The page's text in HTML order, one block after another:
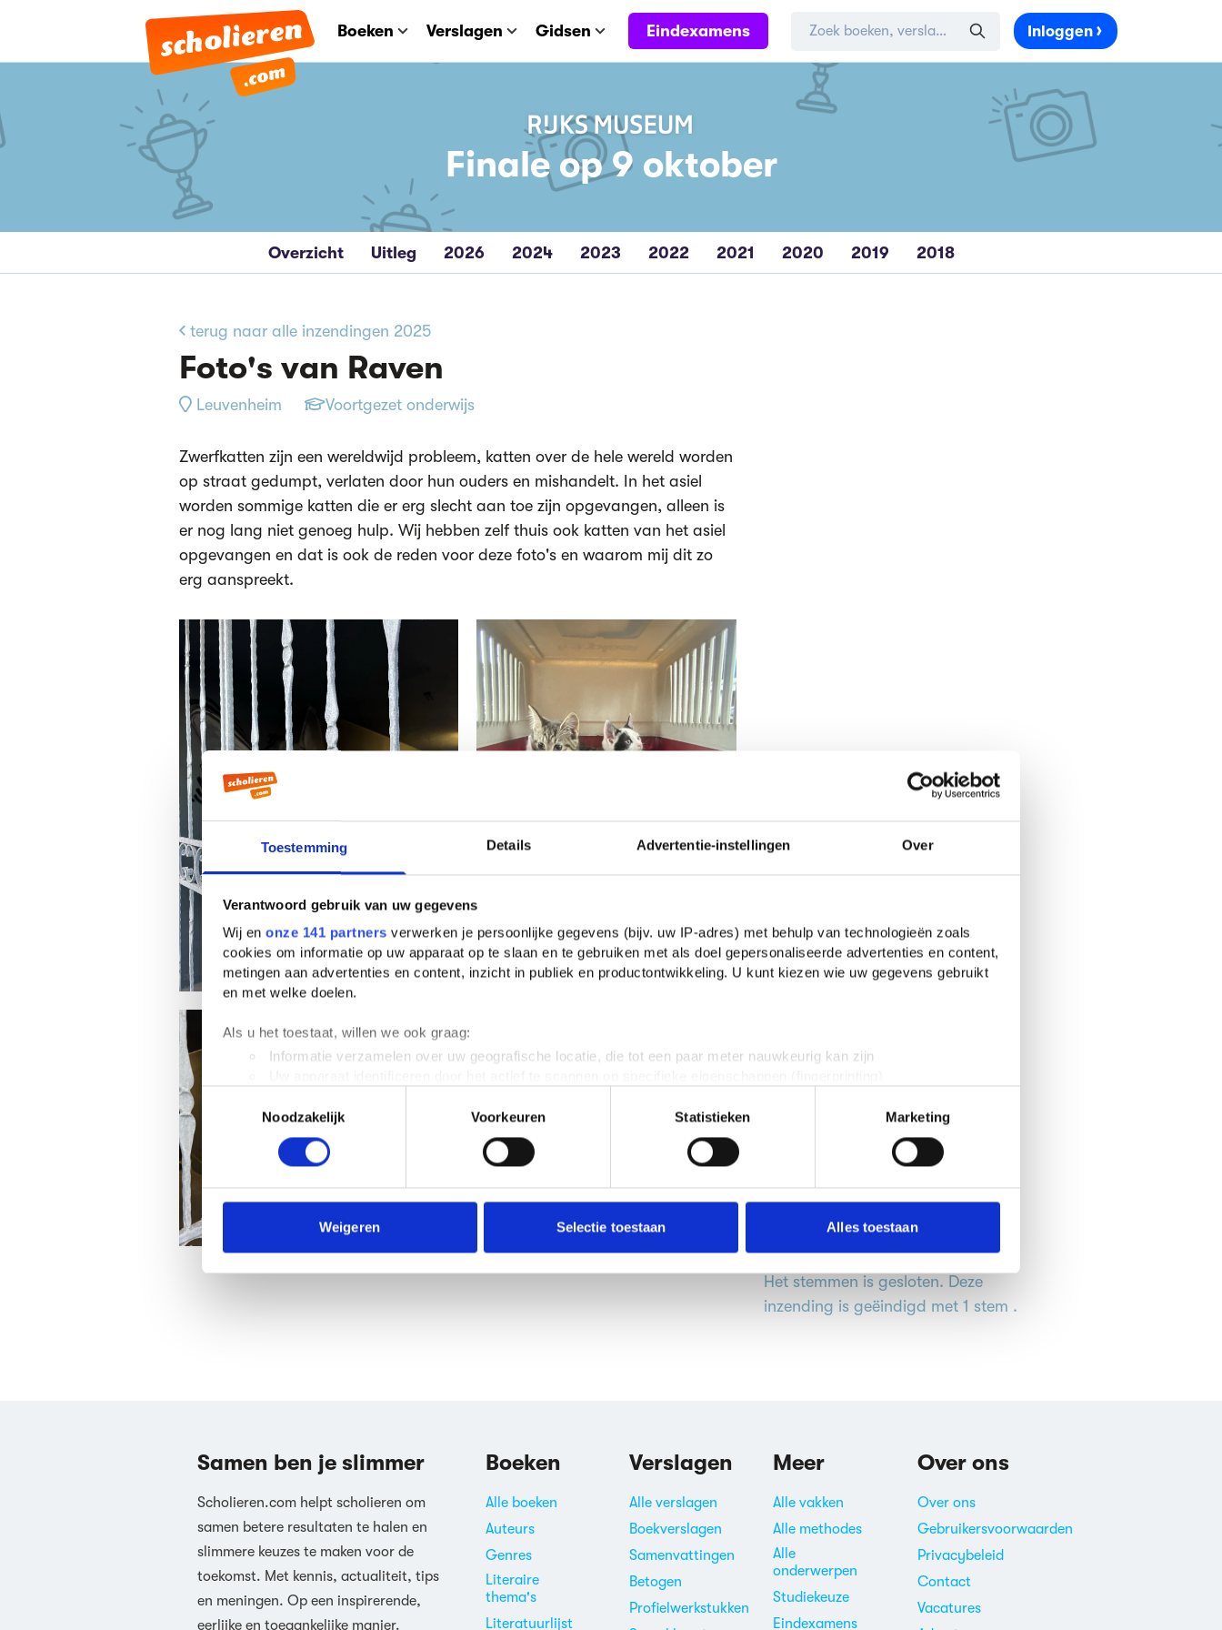
Toestemming Details Advertentie-instellingen Over
Verantwoord gebruik van uw gegevens
Wij en onze 141 partners verwerken je persoonlijke gegevens (bijv. uw IP-adres) met behulp van technologieën zoals
cookies om informatie op uw apparaat op te slaan en te gebruiken met als doel gepersonaliseerde advertenties en content,
metingen aan advertenties en content, inzicht in publiek en productontwikkeling. U kunt kiezen wie uw gegevens gebruikt
en met welke doelen.
Als u het toestaat, willen we ook graag:
Informatie verzamelen over uw geografische locatie, die tot een paar meter nauwkeurig kan zijn
toestemming op elk moment wijzigen of intrekken in de Cookieverklaring.
We gebruiken cookies om content en advertenties te personaliseren, om functies voor social media te bieden en om ons
media, adverteren en analyse. Deze partners kunnen deze gegevens combineren met andere informatie die je aan ze hebt
verstrekt of die ze hebben verzameld op basis van jouw gebruik van hun services.
Noodzakelijk
Voorkeuren Statistieken Marketing
Weigeren Selectie toestaan Alles toestaan
Boeken Verslagen Gidsen Eindexamens Inloggen
Finale op 9 oktober
Overzicht Uitleg 2026 2024 2023 2022 2021 2020 2019 2018
terug naar alle inzendingen 2025
Foto's van Raven
Leuvenheim Voortgezet onderwijs
Zwerfkatten zijn een wereldwijd probleem, katten over de hele wereld worden
op straat gedumpt, verlaten door hun ouders en mishandelt. In het asiel
worden sommige katten die er erg slecht aan toe zijn opgevangen, alleen is
er nog lang niet genoeg hulp. Wij hebben zelf thuis ook katten van het asiel
opgevangen en dat is ook de reden voor deze foto's en waarom mij dit zo
erg aanspreekt.
Het stemmen is gesloten. Deze
inzending is geëindigd met 1 stem .
Samen ben je slimmer
Scholieren.com helpt scholieren om
samen betere resultaten te halen en
slimmere keuzes te maken voor de
toekomst. Met kennis, actualiteit, tips
en meningen. Op een inspirerende,
eerlijke en toegankelijke manier.
Boeken
Alle boeken
Auteurs
Genres
Literaire
thema's
Literatuurlijst
Verslagen
Alle verslagen
Boekverslagen
Samenvattingen
Betogen
Profielwerkstukken
Meer
Alle vakken
Alle methodes
Alle
onderwerpen
Studiekeuze
Eindexamens
Over ons
Over ons
Gebruikersvoorwaarden
Privacybeleid
Contact
Vacatures